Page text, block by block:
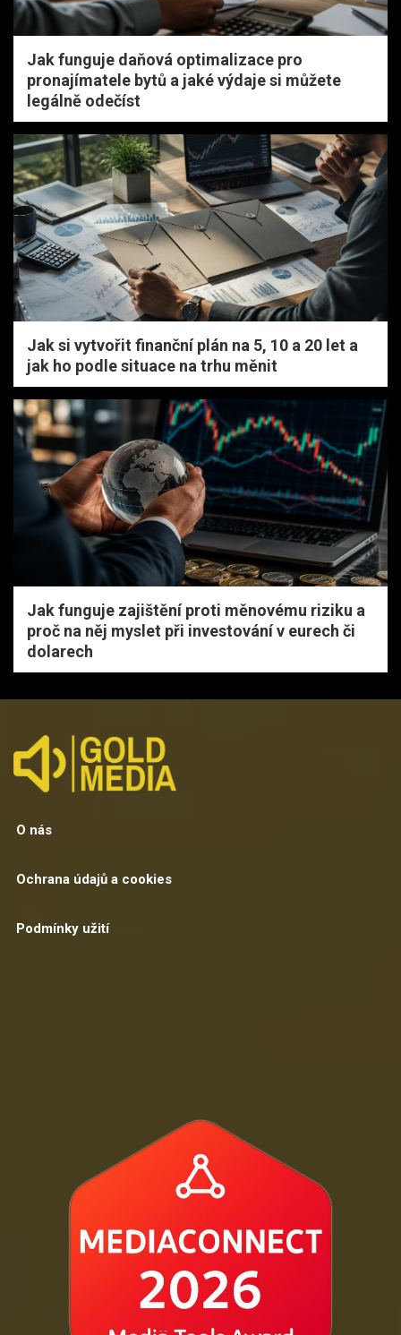
Jak funguje daňová optimalizace pro
pronajímatele bytů a jaké výdaje si můžete
legálně odečíst
Jak si vytvořit finanční plán na 5, 10 a 20 let a
jak ho podle situace na trhu měnit
Jak funguje zajištění proti měnovému riziku a
proč na něj myslet při investování v eurech či
dolarech
O nás
Ochrana údajů a cookies
Podmínky užití